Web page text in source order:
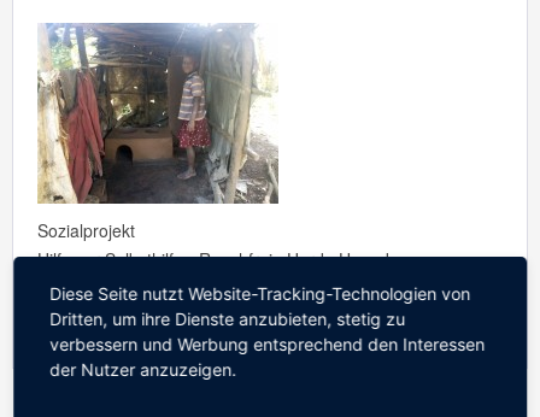
Sozialprojekt
Hilfe zur Selbsthilfe - Rauchfreie Herde Uganda
Mehr lesen
Diese Seite nutzt Website-Tracking-Technologien von
Dritten, um ihre Dienste anzubieten, stetig zu
verbessern und Werbung entsprechend den Interessen
der Nutzer anzuzeigen.